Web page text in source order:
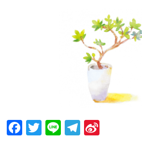
Facebook
Twitter
LineTelegram